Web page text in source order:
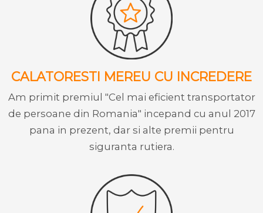
CALATORESTI MEREU CU INCREDERE
Am primit premiul "Cel mai eficient transportator
de persoane din Romania" incepand cu anul 2017
pana in prezent, dar si alte premii pentru
siguranta rutiera.